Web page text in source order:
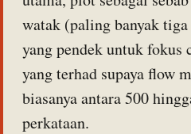
watak (paling banyak
yang pendek untuk fokus
yang terhad supaya flow
biasanya antara 500
perkataan.